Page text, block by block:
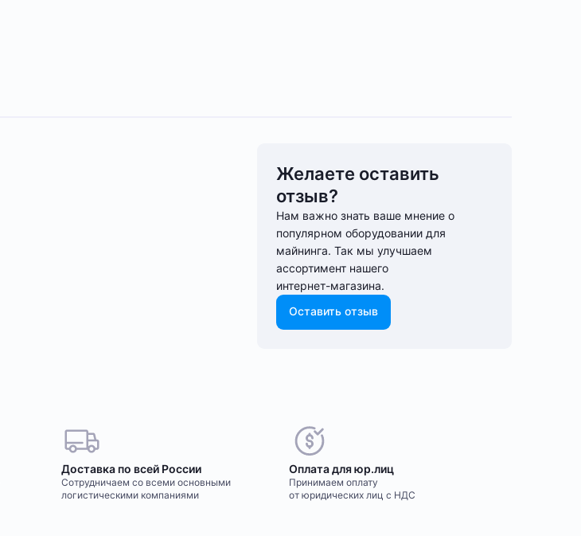
Желаете оставить
отзыв?
Нам важно знать ваше мнение о
популярном оборудовании для
майнинга. Так мы улучшаем
ассортимент нашего
интернет-⁠магазина.
Оставить отзыв
Доставка по всей России
Сотрудничаем со всеми основными
логистическими компаниями
Оплата для юр.лиц
Принимаем оплату
от юридических лиц с НДС